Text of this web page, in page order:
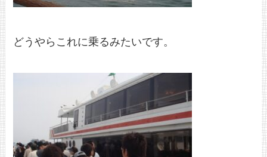
どうやらこれに乗るみたいです。